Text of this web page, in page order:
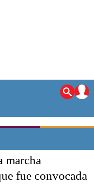
marcha
fue convocada